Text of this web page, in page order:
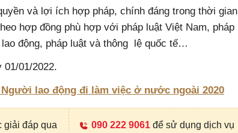
và lợi ích hợp pháp, chính đáng trong thời gian
hợp đồng phù hợp với pháp luật Việt Nam, pháp
động, pháp luật và thông lệ quốc tế…
01/2022.
lao động đi làm việc ở nước ngoài 2020
giải đáp qua
090 222 9061 để sử dụng dịch vụ